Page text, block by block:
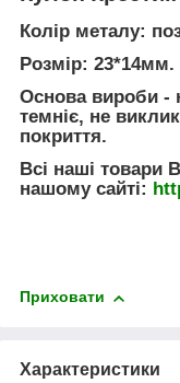
Колір металу:
Розмір: 23*14мм.
Основа вироби -
темніє, не
покриття.
Всі наші товари
нашому сайті:
Приховати
Характеристики